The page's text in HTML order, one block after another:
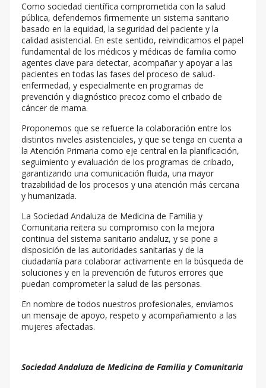
Como sociedad científica comprometida con la salud
pública, defendemos firmemente un sistema sanitario
basado en la equidad, la seguridad del paciente y la
calidad asistencial. En este sentido, reivindicamos el papel
fundamental de los médicos y médicas de familia como
agentes clave para detectar, acompañar y apoyar a las
pacientes en todas las fases del proceso de salud-
enfermedad, y especialmente en programas de
prevención y diagnóstico precoz como el cribado de
cáncer de mama.
Proponemos que se refuerce la colaboración entre los
distintos niveles asistenciales, y que se tenga en cuenta a
la Atención Primaria como eje central en la planificación,
seguimiento y evaluación de los programas de cribado,
garantizando una comunicación fluida, una mayor
trazabilidad de los procesos y una atención más cercana
y humanizada.
La Sociedad Andaluza de Medicina de Familia y
Comunitaria reitera su compromiso con la mejora
continua del sistema sanitario andaluz, y se pone a
disposición de las autoridades sanitarias y de la
ciudadanía para colaborar activamente en la búsqueda de
soluciones y en la prevención de futuros errores que
puedan comprometer la salud de las personas.
En nombre de todos nuestros profesionales, enviamos
un mensaje de apoyo, respeto y acompañamiento a las
mujeres afectadas.
Sociedad Andaluza de Medicina de Familia y Comunitaria